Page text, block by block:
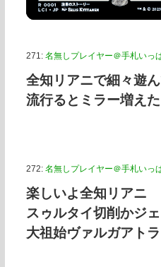
271: 名無しプレイヤー＠手札いっ
全知リアニで細々遊
流行るとミラー増え
272: 名無しプレイヤー＠手札いっ
楽しいよ全知リアニ
スゥルタイ切削かジ
大祖始ヴァルガアト